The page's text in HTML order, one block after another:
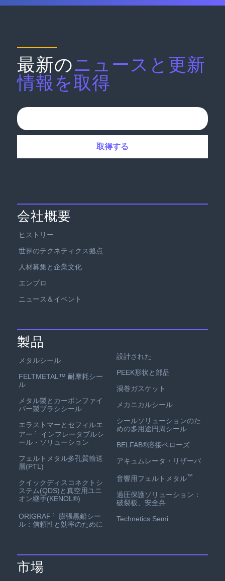
最新のニュースと更新
情報を取得
会社概要
ヒストリー
世界のテクネティクス拠点
人材募集と企業文化
エンプロ
ニュース＆イベント
製品
メタルシール
FELTMETAL™ 耐摩耗シー
ル
メタル製とカーボンファイ
バー製ブラシシール
エラストマーとセフィルエ
アー ：
インフレータブルシ
ール・ソリューション
フェルトメタル多孔質輸送
層(PTL)
クイックディスコネクトシ
ステム(QDS)と真空用ユニ
オン継手(KENOL®)
ORIGRAF ：
膨張黒鉛シー
ル：信頼性と効率のために
設計された
PEEK形状と部品
渦巻ガスケット
メカニカルシール
シールソリューションのた
めの多用途円周シール
BELFAB®溶接ベローズ
アキュムレータ・リザーバ
音響用フェルトメタル™
過圧保護ソリューション：
破裂板、安全弁
Technetics Semi
市場